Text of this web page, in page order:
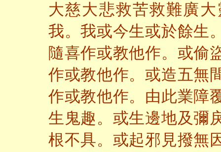
大慈大悲救苦救難廣
我。我或今生或於餘生
隨喜作或教他作。或偷
作或教他作。或造五無
作或教他作。由此業障
生鬼趣。或生邊地及彌
根不具。或起邪見撥無